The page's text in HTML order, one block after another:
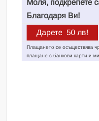
Моля, подкрепете
Благодаря Ви!
Плащането се осъществява
плащане с банкови карти и